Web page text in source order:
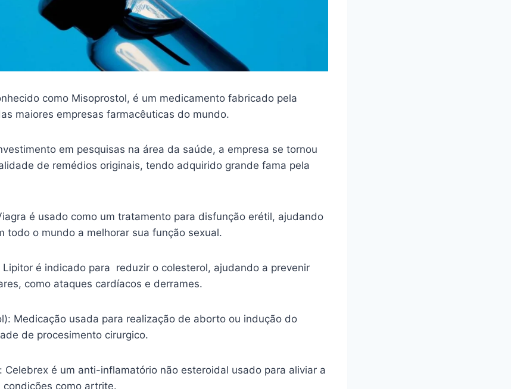
como Misoprostol, é um medicamento fabricado pela
maiores empresas farmacêuticas do mundo.
em pesquisas na área da saúde, a empresa se tornou
de remédios originais, tendo adquirido grande fama pela
é usado como um tratamento para disfunção erétil, ajudando
todo o mundo a melhorar sua função sexual.
é indicado para reduzir o colesterol, ajudando a prevenir
como ataques cardíacos e derrames.
Medicação usada para realização de aborto ou indução do
de procesimento cirurgico.
Celebrex é um anti-inflamatório não esteroidal usado para aliviar a
como artrite.